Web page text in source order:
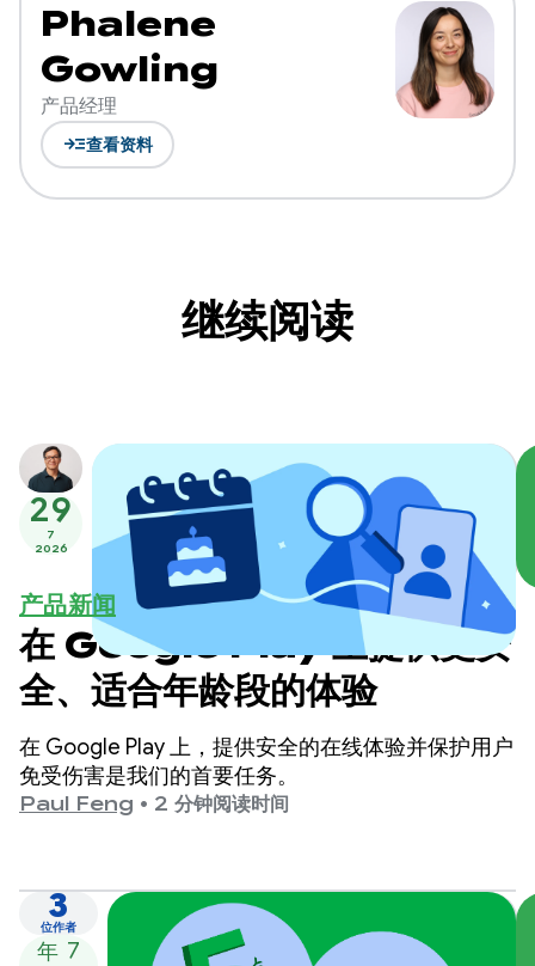
Phalene
Gowling
产品经理
read_more查看资料
继续阅读
29
7
2026
产品新闻
在 Google Play 上提供更安
全、适合年龄段的体验
在 Google Play 上，提供安全的在线体验并保护用户
免受伤害是我们的首要任务。
Paul Feng • 2 分钟阅读时间
3
位作者
2026
年 7